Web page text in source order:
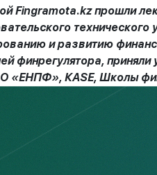
Fingramota.kz прошли
и развитию
финрегулятора, приняли
«ЕНПФ», КАSЕ, Школы
с лекциями